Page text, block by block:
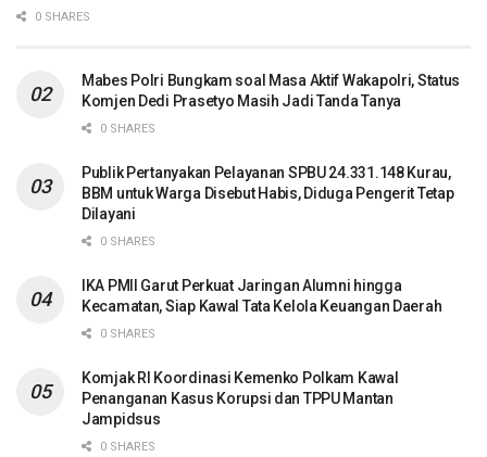
0 SHARES
Mabes Polri Bungkam soal Masa Aktif Wakapolri, Status
Komjen Dedi Prasetyo Masih Jadi Tanda Tanya
0 SHARES
Publik Pertanyakan Pelayanan SPBU 24.331.148 Kurau,
BBM untuk Warga Disebut Habis, Diduga Pengerit Tetap
Dilayani
0 SHARES
IKA PMII Garut Perkuat Jaringan Alumni hingga
Kecamatan, Siap Kawal Tata Kelola Keuangan Daerah
0 SHARES
Komjak RI Koordinasi Kemenko Polkam Kawal
Penanganan Kasus Korupsi dan TPPU Mantan
Jampidsus
0 SHARES